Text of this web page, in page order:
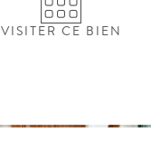
VISITER CE BIEN